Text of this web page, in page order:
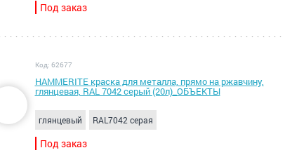
Под заказ
Код: 62677
HAMMERITE краска для металла, прямо на ржавчину,
глянцевая, RAL 7042 серый (20л)_ОБЪЕКТЫ
глянцевый RAL7042 серая
Под заказ